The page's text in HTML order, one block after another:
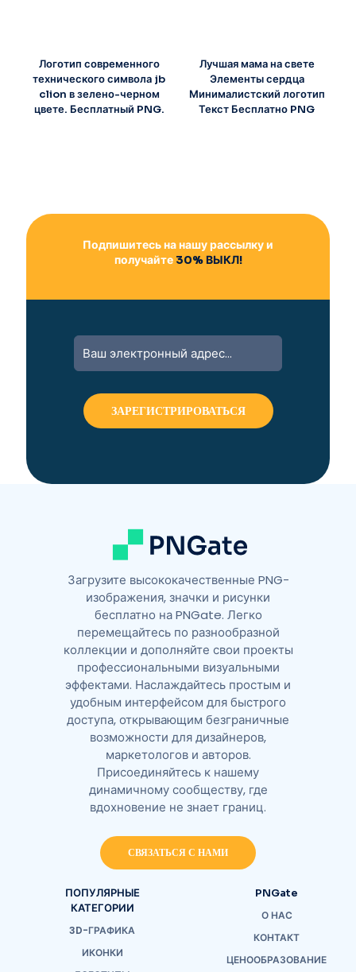
Логотип современного
технического символа jb
clion в зелено-черном
цвете. Бесплатный PNG.
Лучшая мама на свете
Элементы сердца
Минималистский логотип
Текст Бесплатно PNG
Подпишитесь на нашу рассылку и
получайте30% ВЫКЛ!
Загрузите высококачественные PNG-
изображения, значки и рисунки
бесплатно на PNGate. Легко
перемещайтесь по разнообразной
коллекции и дополняйте свои проекты
профессиональными визуальными
эффектами. Наслаждайтесь простым и
удобным интерфейсом для быстрого
доступа, открывающим безграничные
возможности для дизайнеров,
маркетологов и авторов.
Присоединяйтесь к нашему
динамичному сообществу, где
вдохновение не знает границ.
СВЯЗАТЬСЯ С НАМИ
ПОПУЛЯРНЫЕ
КАТЕГОРИИ
3D-ГРАФИКА
ИКОНКИ
PNGate
О НАС
КОНТАКТ
ЦЕНООБРАЗОВАНИЕ